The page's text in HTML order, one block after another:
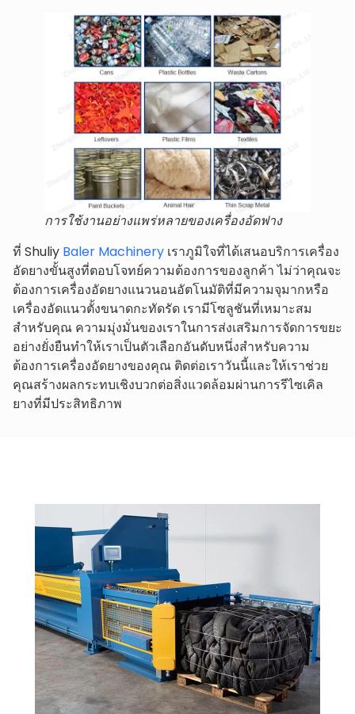
การใช้งานอย่างแพร่หลายของเครื่องอัดฟาง
ที่ Shuliy Baler Machinery เราภูมิใจที่ได้เสนอบริการเครื่อง
อัดยางขั้นสูงที่ตอบโจทย์ความต้องการของลูกค้า ไม่ว่าคุณจะ
ต้องการเครื่องอัดยางแนวนอนอัตโนมัติที่มีความจุมากหรือ
เครื่องอัดแนวตั้งขนาดกะทัดรัด เรามีโซลูชันที่เหมาะสม
สำหรับคุณ ความมุ่งมั่นของเราในการส่งเสริมการจัดการขยะ
อย่างยั่งยืนทำให้เราเป็นตัวเลือกอันดับหนึ่งสำหรับความ
ต้องการเครื่องอัดยางของคุณ ติดต่อเราวันนี้และให้เราช่วย
คุณสร้างผลกระทบเชิงบวกต่อสิ่งแวดล้อมผ่านการรีไซเคิล
ยางที่มีประสิทธิภาพ